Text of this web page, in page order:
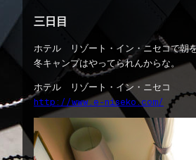
三日目
ホテル リゾート・イン・ニセコで朝
冬キャンプはやってられんからな。
ホテル リゾート・イン・ニセコ
http://www.e-niseko.com/